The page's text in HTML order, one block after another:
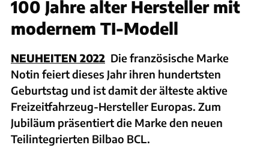
100 Jahre alter Hersteller mit
modernem TI-Modell
NEUHEITEN 2022 Die französische Marke
Notin feiert dieses Jahr ihren hundertsten
Geburtstag und ist damit der älteste aktive
Freizeitfahrzeug-Hersteller Europas. Zum
Jubiläum präsentiert die Marke den neuen
Teilintegrierten Bilbao BCL.